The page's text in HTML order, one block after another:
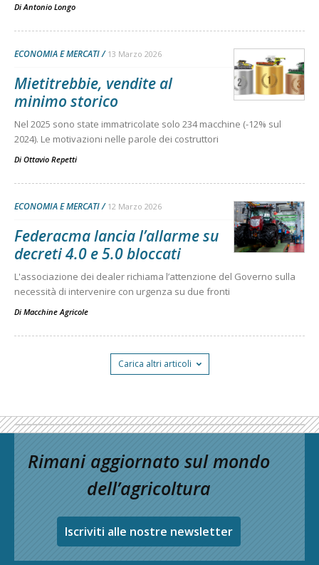
Di Antonio Longo
ECONOMIA E MERCATI 13 Marzo 2026
Mietitrebbie, vendite al
minimo storico
Nel 2025 sono state immatricolate solo 234 macchine (-12% sul
2024). Le motivazioni nelle parole dei costruttori
Di Ottavio Repetti
ECONOMIA E MERCATI 12 Marzo 2026
Federacma lancia l’allarme su
decreti 4.0 e 5.0 bloccati
L'associazione dei dealer richiama l’attenzione del Governo sulla
necessità di intervenire con urgenza su due fronti
Di Macchine Agricole
Carica altri articoli
Rimani aggiornato sul mondo
dell’agricoltura
Iscriviti alle nostre newsletter